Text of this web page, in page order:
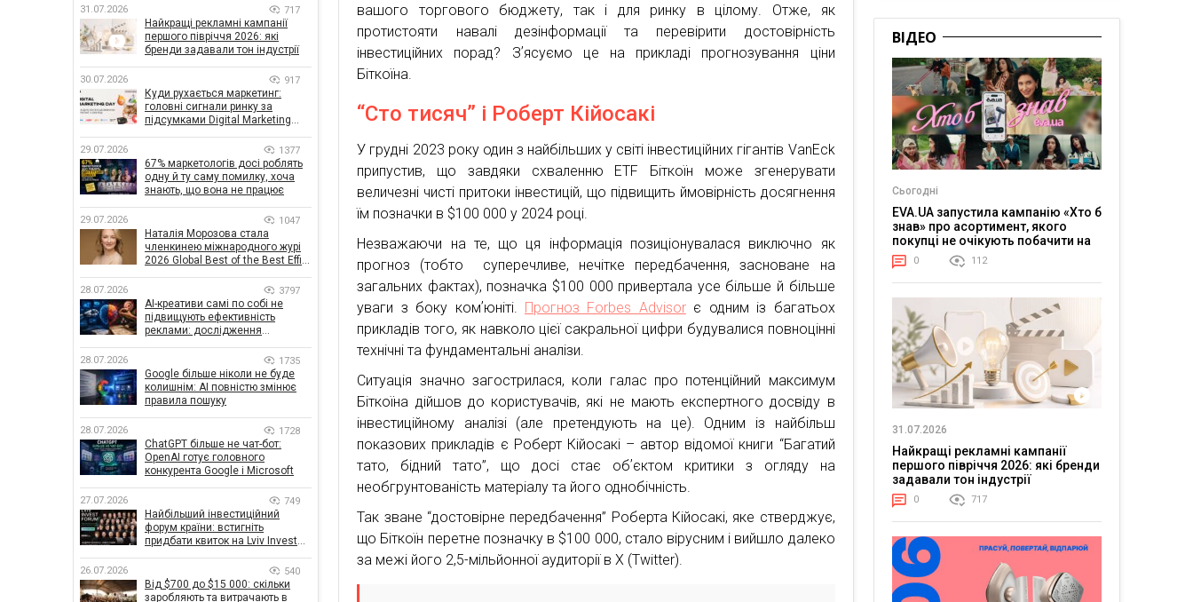
вашого торгового бюджету, так і для ринку в цілому. Отже, як
протистояти навалі дезінформації та перевірити достовірність
інвестиційних порад? Зʼясуємо це на прикладі прогнозування ціни
Біткоїна.
“Сто тисяч” і Роберт Кійосакі
У грудні 2023 року один з найбільших у світі інвестиційних гігантів VanEck
припустив, що завдяки схваленню ETF Біткоїн може згенерувати
величезні чисті притоки інвестицій, що підвищить ймовірність досягнення
їм позначки в $100 000 у 2024 році.
Незважаючи на те, що ця інформація позиціонувалася виключно як
прогноз (тобто суперечливе, нечітке передбачення, засноване на
загальних фактах), позначка $100 000 привертала усе більше й більше
уваги з боку комʼюніті. Прогноз Forbes Advisorє одним із багатьох
прикладів того, як навколо цієї сакральної цифри будувалися повноцінні
технічні та фундаментальні аналізи.
Ситуація значно загострилася, коли галас про потенційний максимум
Біткоїна дійшов до користувачів, які не мають експертного досвіду в
інвестиційному аналізі (але претендують на це). Одним із найбільш
показових прикладів є Роберт Кійосакі – автор відомої книги “Багатий
тато, бідний тато”, що досі стає обʼєктом критики з огляду на
необгрунтованість матеріалу та його однобічність.
Так зване “достовірне передбачення” Роберта Кійосакі, яке стверджує,
що Біткоїн перетне позначку в $100 000, стало вірусним і вийшло далеко
за межі його 2,5-мільйонної аудиторії в X (Twitter).
31.07.2026 717
Найкращі рекламні кампанії
першого півріччя 2026: які
бренди задавали тон індустрії
30.07.2026 917
Куди рухається маркетинг:
головні сигнали ринку за
підсумками Digital Marketing
29.07.2026 1377
67% маркетологів досі роблять
одну й ту саму помилку, хоча
знають, що вона не працює
29.07.2026 1047
Наталія Морозова стала
членкинею міжнародного журі
2026 Global Best of the Best Effie
28.07.2026 3797
AI-креативи самі по собі не
підвищують ефективність
реклами: дослідження
впливає на ефективність
кампаній
28.07.2026 1735
Google більше ніколи не буде
колишнім: AI повністю змінює
правила пошуку
28.07.2026 1728
ChatGPT більше не чат-бот:
OpenAI готує головного
конкурента Google і Microsoft
27.07.2026 749
Найбільший інвестиційний
форум країни: встигніть
придбати квиток на Lviv Invest
26.07.2026 540
Від $700 до $15 000: скільки
заробляють та витрачають в
ВІДЕО
Сьогодні
EVA.UA запустила кампанію «Хто б
знав» про асортимент, якого
покупці не очікують побачити на
платформі
0 112
31.07.2026
Найкращі рекламні кампанії
першого півріччя 2026: які бренди
задавали тон індустрії
0 717